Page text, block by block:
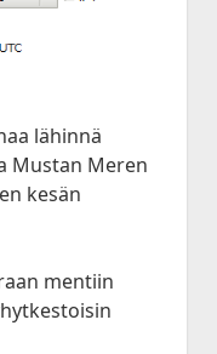
lähinnä
Mustan Meren
kesän
mentiin